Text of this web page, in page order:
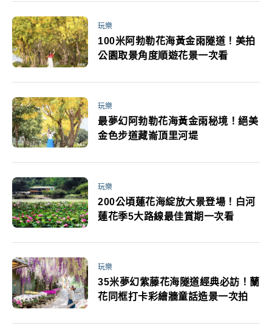
玩樂
100米阿勃勒花海黃金雨隧道！美拍
公園取景角度順遊花景一次看
玩樂
最夢幻阿勃勒花海黃金雨秘境！絕美
金色步道藏崙頂里河堤
玩樂
200公頃蓮花海綻放大景登場！白河
蓮花季5大路線最佳賞期一次看
玩樂
35米夢幻紫藤花海隧道經典必訪！蘭
花同框打卡彩繪牆童話造景一次拍